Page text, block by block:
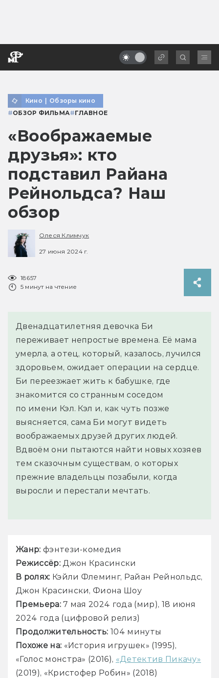
Кино | Обзоры кино
#ОБЗОР ФИЛЬМА#ГЛАВНОЕ
«Воображаемые
друзья»: кто
подставил Райана
Рейнольдса? Наш
обзор
Олеся Климчук
27 июня 2024 г.
18657
5 минут на чтение
Двенадцатилетняя девочка Би
переживает непростые времена. Её мама
умерла, а отец, который, казалось, лучился
здоровьем, ожидает операции на сердце.
Би переезжает жить к бабушке, где
знакомится со странным соседом
по имени Кэл. Кэл и, как чуть позже
выясняется, сама Би могут видеть
воображаемых друзей других людей.
Вдвоём они пытаются найти новых хозяев
тем сказочным существам, о которых
прежние владельцы позабыли, когда
выросли и перестали мечтать.
Жанр: фэнтези-комедия
Режиссёр: Джон Красински
В ролях: Кэйли Флеминг, Райан Рейнольдс,
Джон Красински, Фиона Шоу
Премьера: 7 мая 2024 года (мир), 18 июня
2024 года (цифровой релиз)
Продолжительность: 104 минуты
Похоже на: «История игрушек» (1995),
«Голос монстра» (2016), «Детектив Пикачу»
(2019), «Кристофер Робин» (2018)